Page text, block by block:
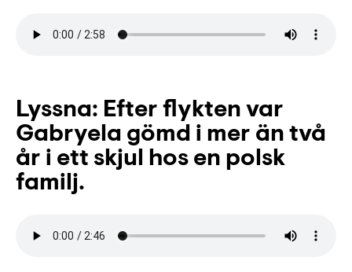
Lyssna: Efter flykten var
Gabryela gömd i mer än två
år i ett skjul hos en polsk
familj.